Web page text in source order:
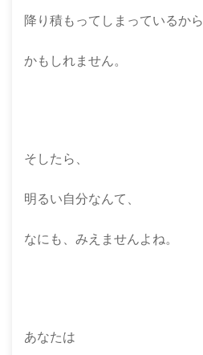
降り積もってしまっているから
かもしれません。
そしたら、
明るい自分なんて、
なにも、みえませんよね。
あなたは